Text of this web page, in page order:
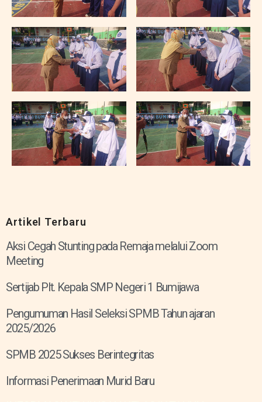
Artikel Terbaru
Aksi Cegah Stunting pada Remaja melalui Zoom
Meeting
Sertijab Plt. Kepala SMP Negeri 1 Bumijawa
Pengumuman Hasil Seleksi SPMB Tahun ajaran
2025/2026
SPMB 2025 Sukses Berintegritas
Informasi Penerimaan Murid Baru